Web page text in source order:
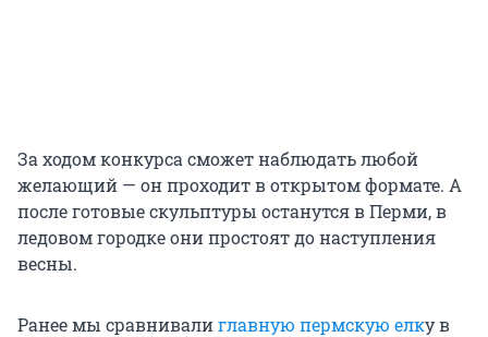
За ходом конкурса сможет наблюдать любой
желающий — он проходит в открытом формате. А
после готовые скульптуры останутся в Перми, в
ледовом городке они простоят до наступления
весны.
Ранее мы сравнивалиглавную пермскую елку в